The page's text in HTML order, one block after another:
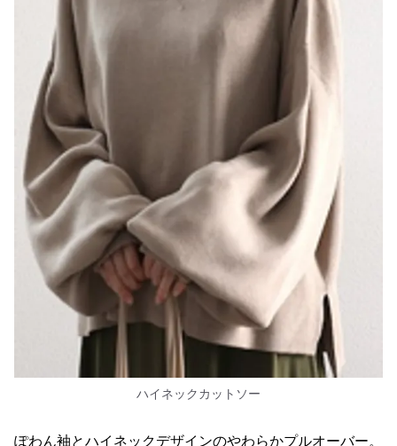
ハイネックカットソー
ぽわん袖とハイネックデザインのやわらかプルオーバー。